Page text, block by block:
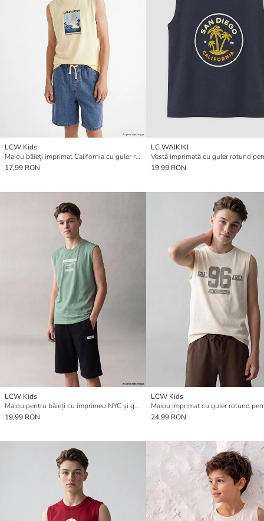
LCW Kids
Maiou băieți imprimat California cu guler rotund
17,99 RON
LC WAIKIKI
19,99 RON
LCW Kids
Maiou pentru băieți cu imprimeu NYC și guler rotund
19,99 RON
LCW Kids
24,99 RON